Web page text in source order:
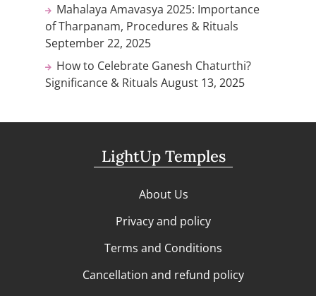
Mahalaya Amavasya 2025: Importance
of Tharpanam, Procedures & Rituals
September 22, 2025
How to Celebrate Ganesh Chaturthi?
Significance & Rituals August 13, 2025
LightUp Temples
About Us
Privacy and policy
Terms and Conditions
Cancellation and refund policy